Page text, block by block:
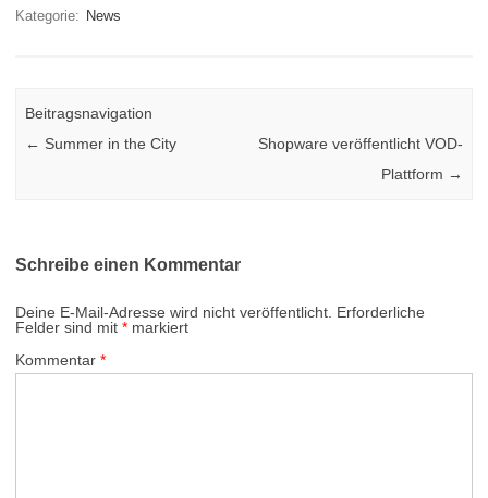
Kategorie: News
Beitragsnavigation
← Summer in the City
Shopware veröffentlicht VOD-
Plattform →
Schreibe einen Kommentar
Deine E-Mail-Adresse wird nicht veröffentlicht. Erforderliche
Felder sind mit * markiert
Kommentar *